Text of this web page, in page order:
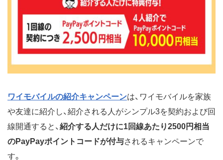
ワイモバイルの紹介キャンペーンは、ワイモバイルを家族
や友達に紹介し、紹介される人がシンプル3を契約および回
線開通すると、 紹介する人だけに1回線あたり2500円相当
のPayPayポイントコードが付与されるキャンペーンで
す。